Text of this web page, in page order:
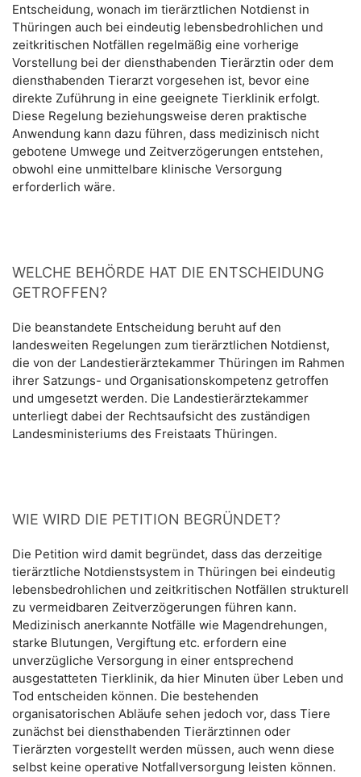
Entscheidung, wonach im tierärztlichen Notdienst in
Thüringen auch bei eindeutig lebensbedrohlichen und
zeitkritischen Notfällen regelmäßig eine vorherige
Vorstellung bei der diensthabenden Tierärztin oder dem
diensthabenden Tierarzt vorgesehen ist, bevor eine
direkte Zuführung in eine geeignete Tierklinik erfolgt.
Diese Regelung beziehungsweise deren praktische
Anwendung kann dazu führen, dass medizinisch nicht
gebotene Umwege und Zeitverzögerungen entstehen,
obwohl eine unmittelbare klinische Versorgung
erforderlich wäre.
WELCHE BEHÖRDE HAT DIE ENTSCHEIDUNG
GETROFFEN?
Die beanstandete Entscheidung beruht auf den
landesweiten Regelungen zum tierärztlichen Notdienst,
die von der Landestierärztekammer Thüringen im Rahmen
ihrer Satzungs- und Organisationskompetenz getroffen
und umgesetzt werden. Die Landestierärztekammer
unterliegt dabei der Rechtsaufsicht des zuständigen
Landesministeriums des Freistaats Thüringen.
WIE WIRD DIE PETITION BEGRÜNDET?
Die Petition wird damit begründet, dass das derzeitige
tierärztliche Notdienstsystem in Thüringen bei eindeutig
lebensbedrohlichen und zeitkritischen Notfällen strukturell
zu vermeidbaren Zeitverzögerungen führen kann.
Medizinisch anerkannte Notfälle wie Magendrehungen,
starke Blutungen, Vergiftung etc. erfordern eine
unverzügliche Versorgung in einer entsprechend
ausgestatteten Tierklinik, da hier Minuten über Leben und
Tod entscheiden können. Die bestehenden
organisatorischen Abläufe sehen jedoch vor, dass Tiere
zunächst bei diensthabenden Tierärztinnen oder
Tierärzten vorgestellt werden müssen, auch wenn diese
selbst keine operative Notfallversorgung leisten können.